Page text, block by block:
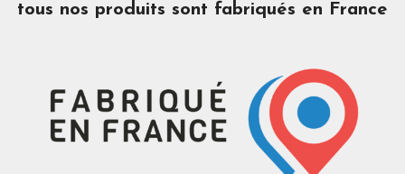
tous nos produits sont fabriqués en France